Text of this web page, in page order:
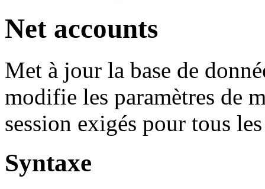
Net accounts
Met à jour la base de
modifie les paramètres de
session exigés pour tous
Syntaxe